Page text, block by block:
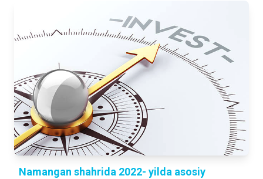
Namangan shahrida 2022- yilda asosiy